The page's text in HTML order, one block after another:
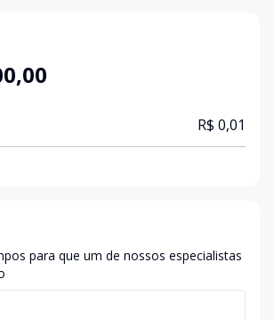
R$ 0,01
para que um de nossos especialistas